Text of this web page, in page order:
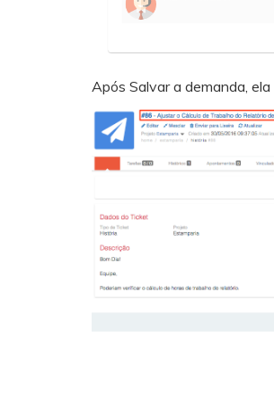
Após Salvar a demanda,